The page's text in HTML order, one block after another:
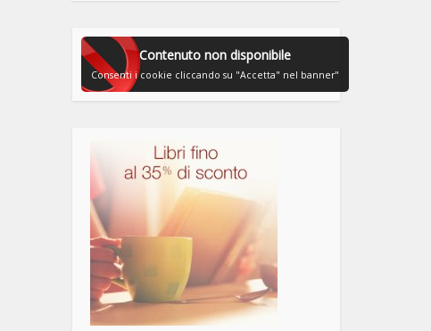
Contenuto non disponibile
Consenti i cookie cliccando su "Accetta" nel banner"